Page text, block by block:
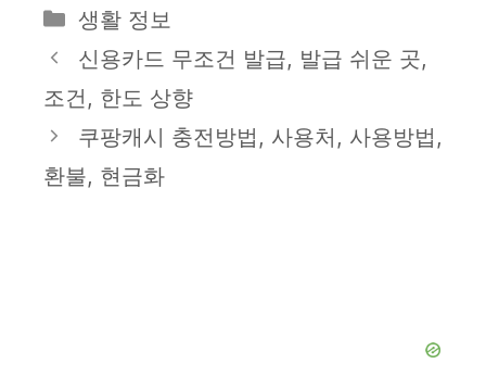
카
테
리
생활 정보
신용카드 무조건 발급, 발급 쉬운 곳,
조건, 한도 상향
쿠팡캐시 충전방법, 사용처, 사용방법,
환불, 현금화